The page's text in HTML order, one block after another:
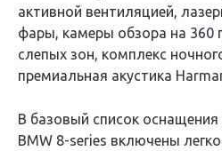
активной вентиляцией,
фары, камеры обзора на 360
слепых зон, комплекс
премиальная акустика
В базовый список оснащения
BMW 8-series включены